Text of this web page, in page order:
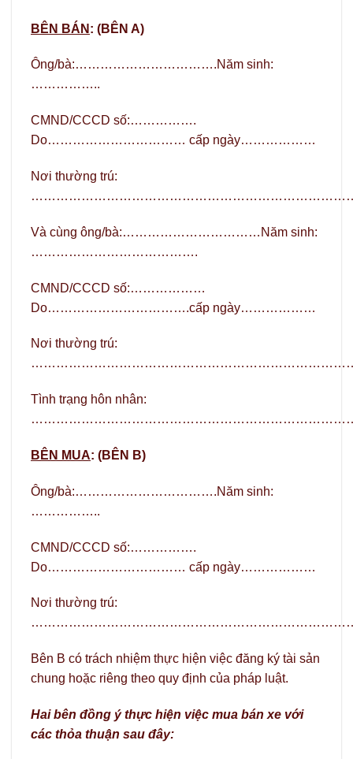
BÊN BÁN : (BÊN A)
Ông/bà:…………………………….Năm sinh:
……………..
CMND/CCCD số:…………….
Do…………………………… cấp ngày………………
Nơi thường trú:
Và cùng ông/bà:……………………………Năm sinh:
………………………………….
CMND/CCCD số:………………
Do…………………………….cấp ngày………………
Nơi thường trú:
Tình trạng hôn nhân:
BÊN MUA: (BÊN B)
Ông/bà:…………………………….Năm sinh:
……………..
CMND/CCCD số:…………….
Do…………………………… cấp ngày………………
Nơi thường trú:
Bên B có trách nhiệm thực hiện việc đăng ký tài sản
chung hoặc riêng theo quy định của pháp luật.
Hai bên đồng ý thực hiện việc mua bán xe với
các thỏa thuận sau đây: